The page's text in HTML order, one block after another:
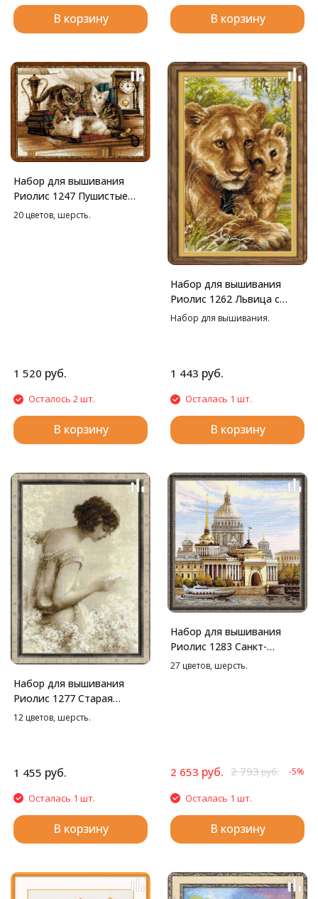
В корзину В корзину
Набор для вышивания
Риолис 1247 Пушистые
друзья, 40*30 см
20 цветов, шерсть.
1 520 руб.
Осталось 2 шт.
В корзину
Набор для вышивания
Риолис 1262 Львица с
львенком, 22*38 см
Набор для вышивания.
1 443 руб.
Осталась 1 шт.
В корзину
Набор для вышивания
Риолис 1277 Старая
фотография. Письмо,
12 цветов, шерсть.
1 455 руб.
Осталась 1 шт.
В корзину
Набор для вышивания
Риолис 1283 Санкт-
петербург.
27 цветов, шерсть.
2 653 руб. 2 793руб. -5%
Осталась 1 шт.
В корзину